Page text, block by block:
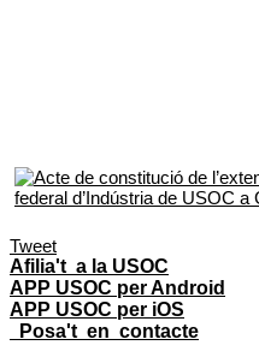
Tweet
Afilia't a la USOC
APP USOC per Android
APP USOC per iOS
Posa't en contacte